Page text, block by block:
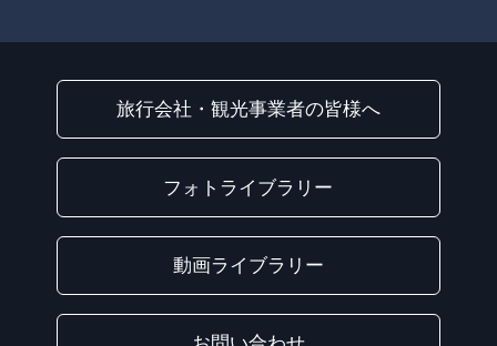
旅行会社・観光事業者の皆様へ
フォトライブラリー
動画ライブラリー